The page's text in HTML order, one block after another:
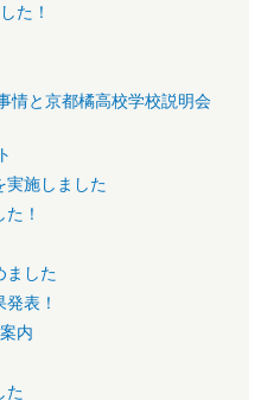
た！
情と京都橘高校学校説明会
実施しました
！
ました
表！
内
た